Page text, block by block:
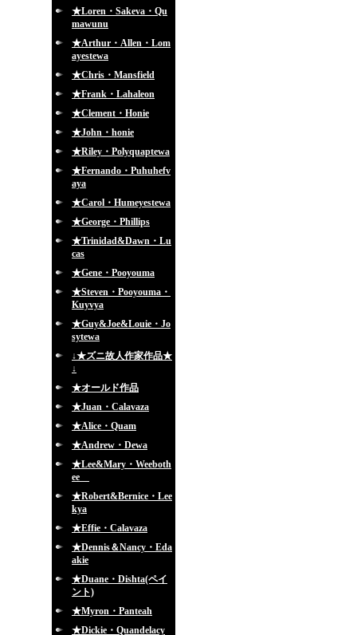
★Loren・Sakeva・Qu
mawunu
★Arthur・Allen・Lom
ayestewa
★Chris・Mansfield
★Frank・Lahaleon
★Clement・Honie
★John・honie
★Riley・Polyquaptewa
★Fernando・Puhuhefv
aya
★Carol・Humeyestewa
★George・Phillips
★Trinidad&Dawn・Lu
cas
★Gene・Pooyouma
★Steven・Pooyouma・
Kuyvya
★Guy&Joe&Louie・Jo
sytewa
↓★ズニ故人作家作品★
↓
★オールド作品
★Juan・Calavaza
★Alice・Quam
★Andrew・Dewa
★Lee&Mary・Weeboth
ee
★Robert&Bernice・Lee
kya
★Effie・Calavaza
★Dennis＆Nancy・Eda
akie
★Duane・Dishta(ペイ
ント)
★Myron・Panteah
★Dickie・Quandelacy